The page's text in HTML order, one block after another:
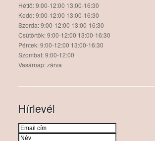
Hétfő: 9:00-12:00 13:00-16:30
Kedd: 9:00-12:00 13:00-16:30
Szerda: 9:00-12:00 13:00-16:30
Csütörtök: 9:00-12:00 13:00-16:30
Péntek: 9:00-12:00 13:00-16:30
Szombat: 9:00-12:00
Vasárnap: zárva
Hírlevél